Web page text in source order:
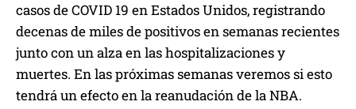
casos de COVID 19 en Estados Unidos, registrando
decenas de miles de positivos en semanas recientes
junto con un alza en las hospitalizaciones y
muertes. En las próximas semanas veremos si esto
tendrá un efecto en la reanudación de la NBA.